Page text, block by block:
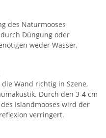
des Naturmooses
Düngung oder
weder Wasser,
Wand richtig in Szene,
Durch den 3-4 cm
Islandmooses wird der
verringert.